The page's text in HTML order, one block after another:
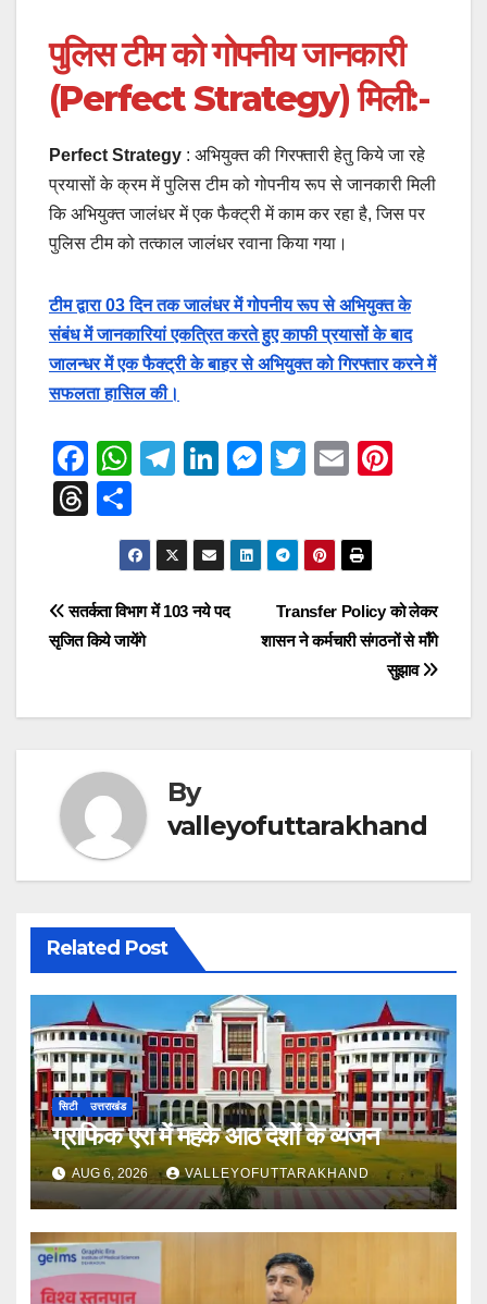
पुलिस टीम को गोपनीय जानकारी
(Perfect Strategy) मिली:-
Perfect Strategy : अभियुक्त की गिरफ्तारी हेतु किये जा रहे
प्रयासों के क्रम में पुलिस टीम को गोपनीय रूप से जानकारी मिली
कि अभियुक्त जालंधर में एक फैक्ट्री में काम कर रहा है, जिस पर
पुलिस टीम को तत्काल जालंधर रवाना किया गया।
टीम द्वारा 03 दिन तक जालंधर में गोपनीय रूप से अभियुक्त के
संबंध में जानकारियां एकत्रित करते हुए काफी प्रयासों के बाद
जालन्धर में एक फैक्ट्री के बाहर से अभियुक्त को गिरफ्तार करने में
सफलता हासिल की।
F
a
c
b
o
W
at
s
A
p
T
e
gr
a
Li
k
e
dI
M
ss
e
n
g
T
tt
er
E
ail
st
T
hr
a
d
h
ar
e
Post
navigation
Transfer Policy को लेकर
शासन ने कर्मचारी संगठनों से माँगे
सुझाव
सतर्कता विभाग में 103 नये पद
सृजित किये जायेंगे
By
valleyofuttarakhand
Related Post
सिटी उत्तराखंड
ग्राफिक एरा में महके आठ देशों के व्यंजन
AUG 6, 2026 VALLEYOFUTTARAKHAND